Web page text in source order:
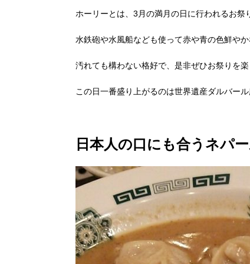
ホーリーとは、3月の満月の日に行われるお祭
水鉄砲や水風船なども使って赤や青の色鮮や
汚れても構わない格好で、是非ぜひお祭りを楽
この日一番盛り上がるのは世界遺産ダルバー
日本人の口にも合うネパ